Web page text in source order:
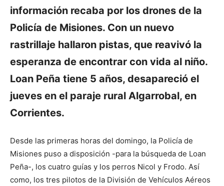
información recaba por los drones de la
Policía de Misiones. Con un nuevo
rastrillaje hallaron pistas, que reavivó la
esperanza de encontrar con vida al niño.
Loan Peña tiene 5 años, desapareció el
jueves en el paraje rural Algarrobal, en
Corrientes.
Desde las primeras horas del domingo, la Policía de
Misiones puso a disposición -para la búsqueda de Loan
Peña-, los cuatro guías y los perros Nicol y Frodo. Así
como, los tres pilotos de la División de Vehículos Aéreos